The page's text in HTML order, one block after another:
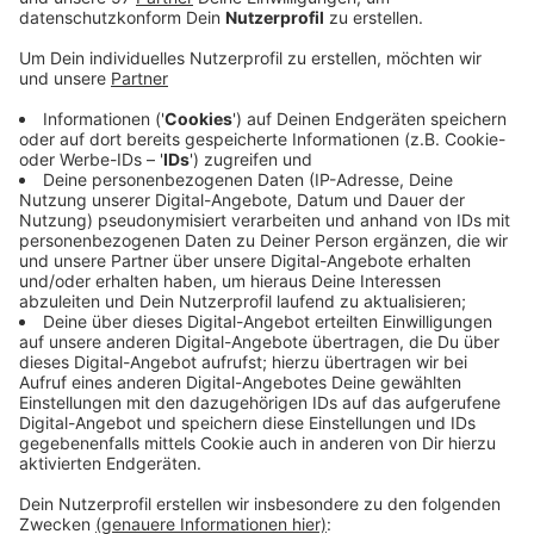
ein Budget von 630.000 Euro zur Verfügung, die
sich Stadt, Land und Bund teilen. Der Vermittler
soll helfen, Skeptiker und Gegner des Zentrums
mit ins Boot zu holen, heißt es. Die Stadt
verspricht sich vom Pina Bausch Zentrum einen
Aufschwung für ganz Wuppertal. Das Projekt ist
allerdings sehr teuer und die Finanzierung des
Betriebs nicht gesichert. "Wir müssen die Idee
verteidigen und die Vorteile klarmachen", sagt
Stadtdirektor Johannes Slawig. Denn nach Corona
werden noch mehr Schulden die Stadt belasten
und das ohnehin schon knappe Geld muss unter
vielen verteilt werden. Man müsse den Menschen
klar machen, dass das Pina-Bausch-Zentrum mehr
ist, als ein Hochkultur-Projekt für eine kleine Elite.
Veröffentlicht:Freitag, 18.06.2021 18:06